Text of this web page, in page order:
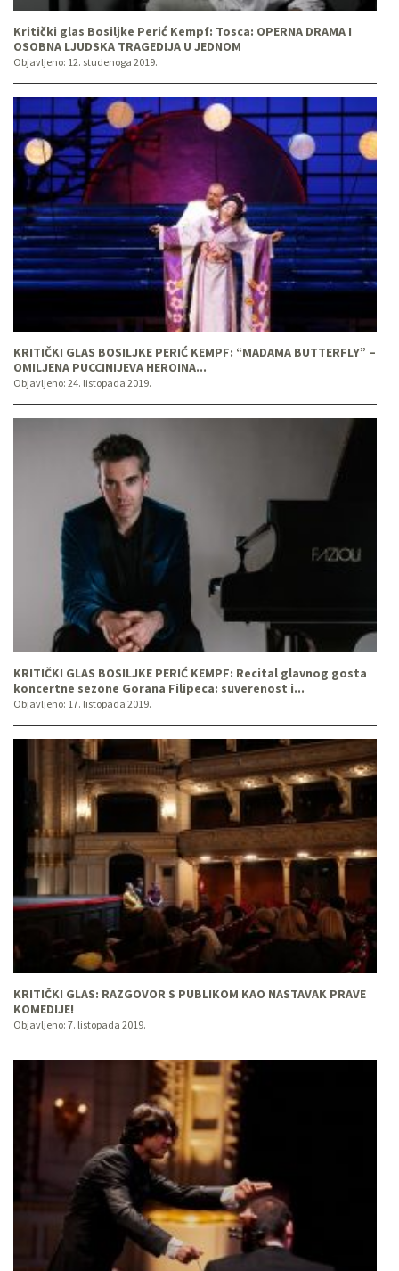
Kritički glas Bosiljke Perić Kempf: Tosca: OPERNA DRAMA I
OSOBNA LJUDSKA TRAGEDIJA U JEDNOM
Objavljeno: 12. studenoga 2019.
KRITIČKI GLAS BOSILJKE PERIĆ KEMPF: “MADAMA BUTTERFLY” –
OMILJENA PUCCINIJEVA HEROINA...
Objavljeno: 24. listopada 2019.
KRITIČKI GLAS BOSILJKE PERIĆ KEMPF: Recital glavnog gosta
koncertne sezone Gorana Filipeca: suverenost i...
Objavljeno: 17. listopada 2019.
KRITIČKI GLAS: RAZGOVOR S PUBLIKOM KAO NASTAVAK PRAVE
KOMEDIJE!
Objavljeno: 7. listopada 2019.